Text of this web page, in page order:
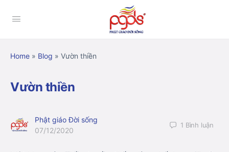
Home » Blog » Vườn thiền
Vườn thiền
Phật giáo Đời sống
07/12/2020
1 Bình luận